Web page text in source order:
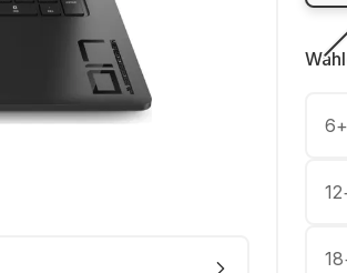
6+
12
18